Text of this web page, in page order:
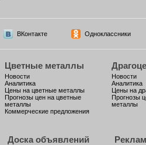
ВКонтакте Одноклассники
Цветные металлы
Новости
Аналитика
Цены на цветные металлы
Прогнозы цен на цветные
металлы
Коммерческие предложения
Новости
Аналитика
Цены на
Прогнозы
металлы
Доска объявлений